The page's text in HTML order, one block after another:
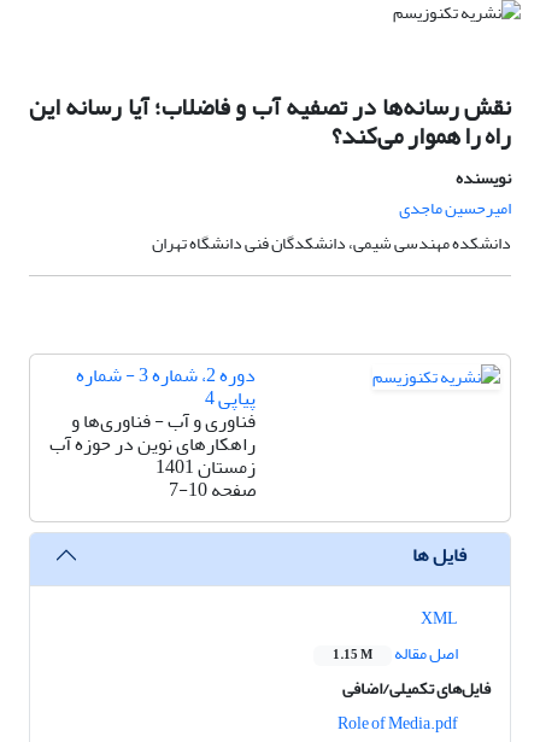
نقش رسانه‌ها در تصفیه آب و فاضلاب؛ آیا رسانه این
راه را هموار می‌کند؟
نویسنده
امیرحسین ماجدی
دانشکده مهندسی شیمی، دانشکدگان فنی دانشگاه تهران
دوره 2، شماره 3 - شماره
پیاپی 4
فناوری و آب - فناوری‌ها و
راهکارهای نوین در حوزه آب
زمستان 1401
صفحه7-10
فایل ها
اصل مقاله
1.15 M
فایل‌های تکمیلی/اضافی
Role of Media.pdf